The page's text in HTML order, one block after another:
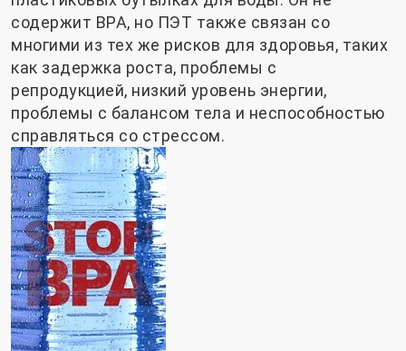
содержит BPA, но ПЭТ также связан со
многими из тех же рисков для здоровья, таких
как задержка роста, проблемы с
репродукцией, низкий уровень энергии,
проблемы с балансом тела и неспособностью
справляться со стрессом.